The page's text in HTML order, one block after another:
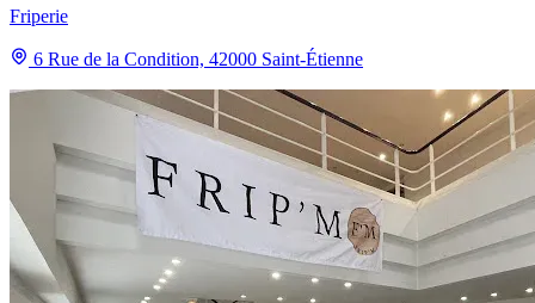
Friperie
6 Rue de la Condition, 42000 Saint-Étienne